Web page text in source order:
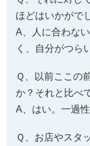
く、自分がつら
Ｑ、以前ここの
か？それと比べ
Ｑ、お店やスタ
A、明るくて、